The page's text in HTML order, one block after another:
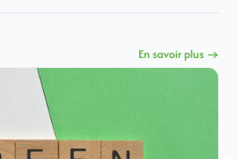
En savoir plus →